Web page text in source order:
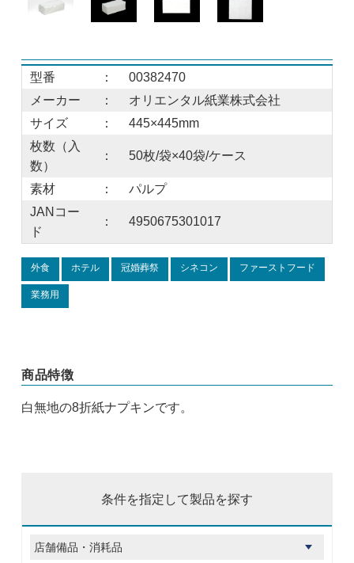
型番 ：
00382470
メーカー
：
オリエンタル紙業株式会社
サイズ
：
445×445mm
枚数（入
数）
： 50枚/袋×40袋/ケース
素材 ：
パルプ
JANコー
ド
： 4950675301017
外食 ホテル 冠婚葬祭 シネコン ファーストフード
業務用
商品特徴
白無地の8折紙ナプキンです。
条件を指定して製品を探す